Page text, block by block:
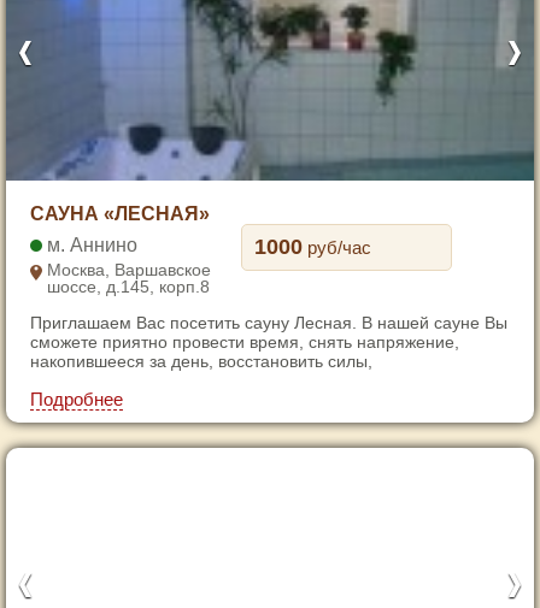
САУНА «ЛЕСНАЯ»
Аннино
Москва, Варшавское
шоссе, д.145, корп.8
1000 руб/час
Приглашаем Вас посетить сауну Лесная. В нашей сауне Вы
сможете приятно провести время, снять напряжение,
накопившееся за день, восстановить силы,
Подробнее